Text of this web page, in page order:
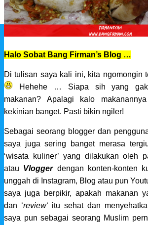
Event
ACHIEVEMENTS
Halo Sobat Bang Firman’s Blog …
Di tulisan saya kali ini, kita ngomongin
Hehehe … Siapa sih yang gak
makanan? Apalagi kalo
kekinian banget. Pasti bikin ngiler!
Sebagai seorang blogger dan
saya juga sering banget merasa
‘wisata kuliner’ yang dilakukan oleh
atau Vloggerdengan konten-konten
unggah di Instagram, Blog atau pun
saya juga berpikir, apakah makanan
dan ‘review‘ itu sehat dan
saya pun sebagai seorang Muslim